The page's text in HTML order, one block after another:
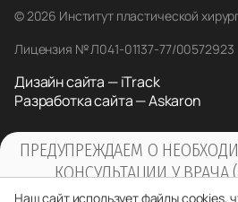
© 2026 Институт пластической
Лицензия № Л041-01137-77/00572923
Дизайн сайта — iTrack
Разработка сайта — Askaron
ПРЕДУПРЕЖДАЕМ О
КОНСУЛЬТАЦИИ У ВРАЧА
ПО ОКАЗЫВАЕМЫМ
Наш сайт использует файлы cookies,